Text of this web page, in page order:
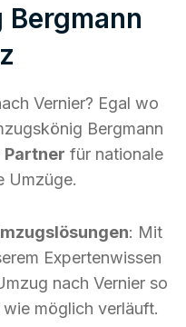
Vernier? Egal wo
Bergmann
für nationale
Umzüge.
: Mit
Expertenwissen
nach Vernier so
möglich verläuft.